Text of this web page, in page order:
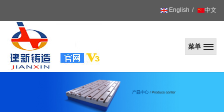
English 中文
菜单